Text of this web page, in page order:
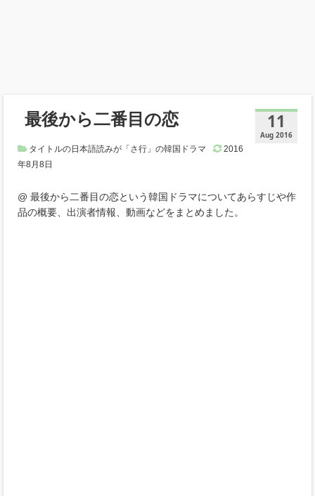
11
Aug 2016
最後から二番目の恋
タイトルの日本語読みが「さ行」の韓国ドラマ
2016
年8月8日
@ 最後から二番目の恋という韓国ドラマについてあらすじや作
品の概要、出演者情報、動画などをまとめました。